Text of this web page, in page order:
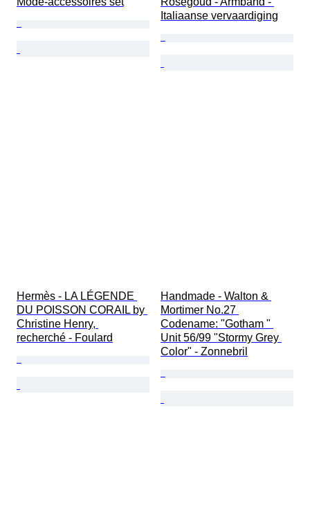
Italiaanse vervaardiging
Hermès - LA LÉGENDE
DU POISSON CORAIL by
Christine Henry,
recherché - Foulard
Handmade - Walton &
Mortimer No.27
Codename: "Gotham "
Unit 56/99 "Stormy Grey
Color" - Zonnebril